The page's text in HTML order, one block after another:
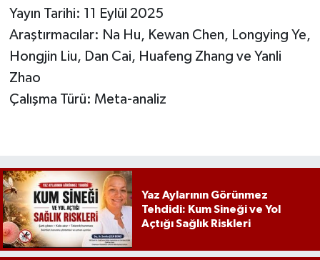
Yayın Tarihi: 11 Eylül 2025
Araştırmacılar: Na Hu, Kewan Chen, Longying Ye,
Hongjin Liu, Dan Cai, Huafeng Zhang ve Yanli
Zhao
Çalışma Türü: Meta-analiz
Yaz Aylarının Görünmez
Tehdidi: Kum Sineği ve Yol
Açtığı Sağlık Riskleri